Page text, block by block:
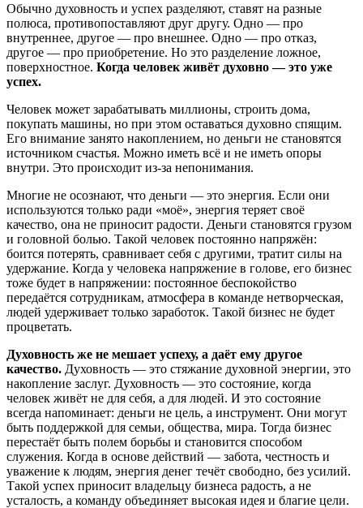
Обычно духовность и успех разделяют, ставят на разные
полюса, противопоставляют друг другу. Одно — про
внутреннее, другое — про внешнее. Одно — про отказ,
другое — про приобретение. Но это разделение ложное,
поверхностное. Когда человек живёт духовно — это уже
успех.
Человек может зарабатывать миллионы, строить дома,
покупать машины, но при этом оставаться духовно спящим.
Его внимание занято накоплением, но деньги не становятся
источником счастья. Можно иметь всё и не иметь опоры
внутри. Это происходит из-за непонимания.
Многие не осознают, что деньги — это энергия. Если они
используются только ради «моё», энергия теряет своё
качество, она не приносит радости. Деньги становятся грузом
и головной болью. Такой человек постоянно напряжён:
боится потерять, сравнивает себя с другими, тратит силы на
удержание. Когда у человека напряжение в голове, его бизнес
тоже будет в напряжении: постоянное беспокойство
передаётся сотрудникам, атмосфера в команде нетворческая,
людей удерживает только заработок. Такой бизнес не будет
процветать.
Духовность же не мешает успеху, а даёт ему другое
качество. Духовность — это стяжание духовной энергии, это
накопление заслуг. Духовность — это состояние, когда
человек живёт не для себя, а для людей. И это состояние
всегда напоминает: деньги не цель, а инструмент. Они могут
быть поддержкой для семьи, общества, мира. Тогда бизнес
перестаёт быть полем борьбы и становится способом
служения. Когда в основе действий — забота, честность и
уважение к людям, энергия денег течёт свободно, без усилий.
Такой успех приносит владельцу бизнеса радость, а не
усталость, а команду объединяет высокая идея и благие цели.